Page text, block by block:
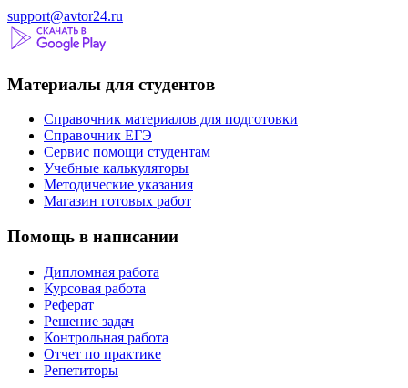
support@avtor24.ru
Материалы для студентов
Справочник материалов для подготовки
Справочник ЕГЭ
Сервис помощи студентам
Учебные калькуляторы
Методические указания
Магазин готовых работ
Помощь в написании
Дипломная работа
Курсовая работа
Реферат
Решение задач
Контрольная работа
Отчет по практике
Репетиторы